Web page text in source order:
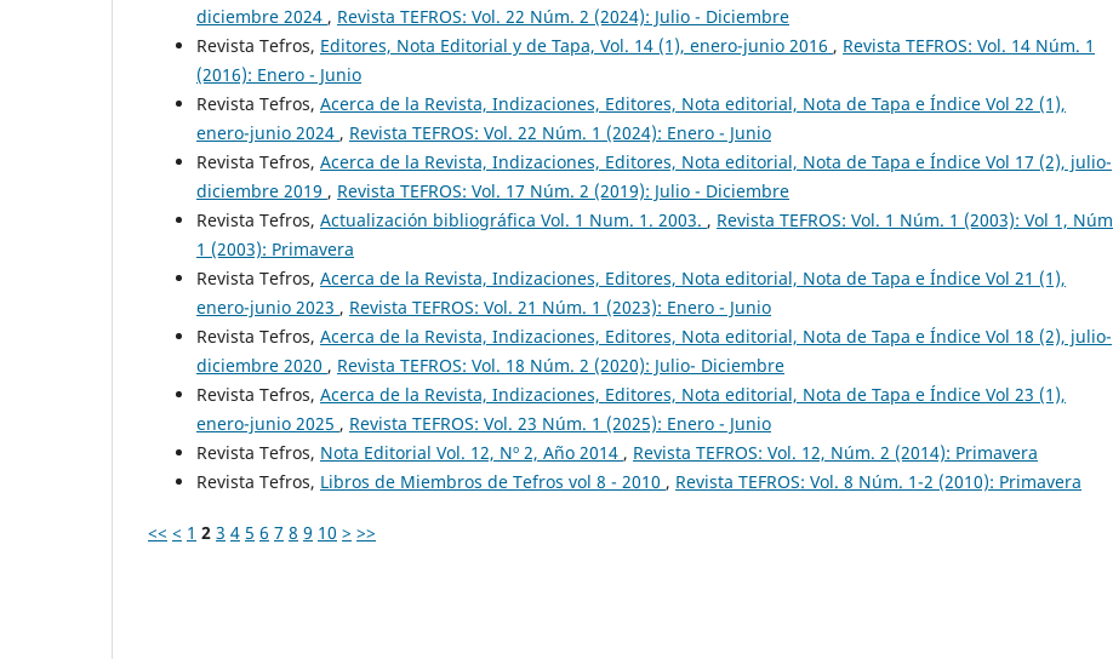
diciembre 2024 , Revista TEFROS: Vol. 22 Núm. 2 (2024): Julio - Diciembre
Revista Tefros, Editores, Nota Editorial y de Tapa, Vol. 14 (1), enero-junio 2016 , Revista TEFROS: Vol. 14 Núm. 1
(2016): Enero - Junio
Revista Tefros, Acerca de la Revista, Indizaciones, Editores, Nota editorial, Nota de Tapa e Índice Vol 22 (1),
enero-junio 2024 , Revista TEFROS: Vol. 22 Núm. 1 (2024): Enero - Junio
Revista Tefros, Acerca de la Revista, Indizaciones, Editores, Nota editorial, Nota de Tapa e Índice Vol 17 (2), julio-
diciembre 2019 , Revista TEFROS: Vol. 17 Núm. 2 (2019): Julio - Diciembre
Revista Tefros, Actualización bibliográfica Vol. 1 Num. 1. 2003. , Revista TEFROS: Vol. 1 Núm. 1 (2003): Vol 1, Núm
1 (2003): Primavera
Revista Tefros, Acerca de la Revista, Indizaciones, Editores, Nota editorial, Nota de Tapa e Índice Vol 21 (1),
enero-junio 2023 , Revista TEFROS: Vol. 21 Núm. 1 (2023): Enero - Junio
Revista Tefros, Acerca de la Revista, Indizaciones, Editores, Nota editorial, Nota de Tapa e Índice Vol 18 (2), julio-
diciembre 2020 , Revista TEFROS: Vol. 18 Núm. 2 (2020): Julio- Diciembre
Revista Tefros, Acerca de la Revista, Indizaciones, Editores, Nota editorial, Nota de Tapa e Índice Vol 23 (1),
enero-junio 2025 , Revista TEFROS: Vol. 23 Núm. 1 (2025): Enero - Junio
Revista Tefros, Nota Editorial Vol. 12, Nº 2, Año 2014 , Revista TEFROS: Vol. 12, Núm. 2 (2014): Primavera
Revista Tefros, Libros de Miembros de Tefros vol 8 - 2010 , Revista TEFROS: Vol. 8 Núm. 1-2 (2010): Primavera
<< < 1 2 3 4 5 6 7 8 9 10 > >>